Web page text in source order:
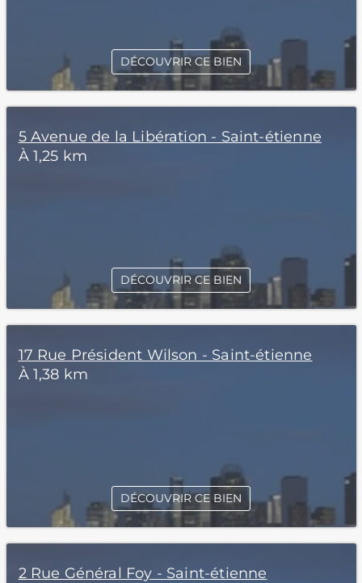
DÉCOUVRIR CE BIEN
5 Avenue de la Libération - Saint-étienne
À 1,25 km
DÉCOUVRIR CE BIEN
17 Rue Président Wilson - Saint-étienne
À 1,38 km
DÉCOUVRIR CE BIEN
2 Rue Général Foy - Saint-étienne